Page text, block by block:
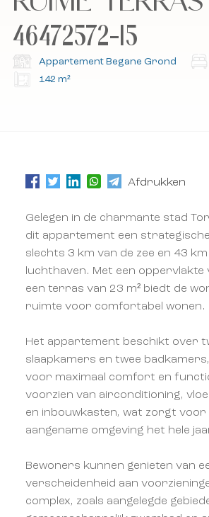
Abonneer u op onze
Abonneer u op onze
46472572-15
Appartement Begane Grond
142 m²
Afdrukken
Gelegen in de charmante stad
dit appartement een
slechts 3 km van de zee en 43
luchthaven. Met een oppervlakte
een terras van 23 m² biedt de
ruimte voor comfortabel wonen.
Het appartement beschikt over
slaapkamers en twee
voor maximaal comfort en
voorzien van airconditioning,
en inbouwkasten, wat zorgt voor
aangename omgeving het hele
Bewoners kunnen genieten van
verscheidenheid aan
complex, zoals aangelegde